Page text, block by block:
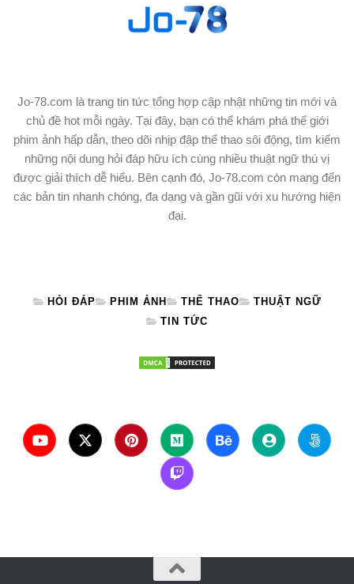
Jo-78.com là trang tin tức tổng hợp cập nhật những tin mới và
chủ đề hot mỗi ngày. Tại đây, bạn có thể khám phá thế giới
phim ảnh hấp dẫn, theo dõi nhịp đập thể thao sôi động, tìm kiếm
những nội dung hỏi đáp hữu ích cùng nhiều thuật ngữ thú vị
được giải thích dễ hiểu. Bên cạnh đó, Jo-78.com còn mang đến
các bản tin nhanh chóng, đa dạng và gần gũi với xu hướng hiện
đại.
HỎI ĐÁP PHIM ẢNH THỂ THAO
THUẬT NGỮ
TIN TỨC